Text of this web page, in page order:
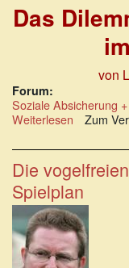
Das
von
Forum:
Soziale Absicherung
Weiterlesen über
Dilemma
mit
der
wird
immer
größer!
Zum
Die
Spielplan